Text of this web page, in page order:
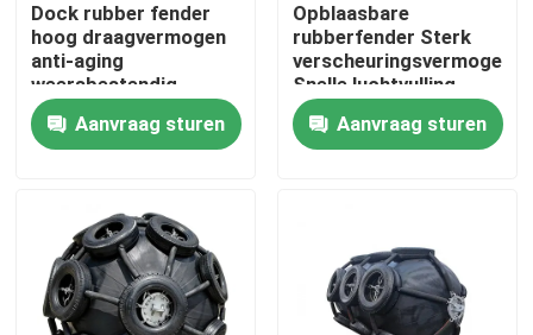
Thuis
Producten
Over ons
Dock rubber fender
hoog draagvermogen
anti-aging
weersbestendig
Aanvraag sturen
Opblaasbare
rubberfender Sterk
verscheuringsvermogen
Snelle luchtvulling
Lange levensduur
Aanvraag sturen